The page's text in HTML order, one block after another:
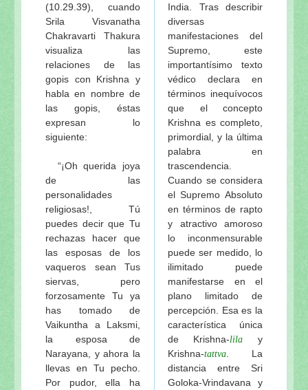
(10.29.39), cuando
Srila Visvanatha
Chakravarti Thakura
visualiza las
relaciones de las
gopis con Krishna y
habla en nombre de
las gopis, éstas
expresan lo
siguiente:
“¡Oh querida joya
de las
personalidades
religiosas!, Tú
puedes decir que Tu
rechazas hacer que
las esposas de los
vaqueros sean Tus
siervas, pero
forzosamente Tu ya
has tomado de
Vaikuntha a Laksmi,
la esposa de
Narayana, y ahora la
llevas en Tu pecho.
Por pudor, ella ha
India. Tras describir
diversas
manifestaciones del
Supremo, este
importantísimo texto
védico declara en
términos inequívocos
que el concepto
Krishna es completo,
primordial, y la última
palabra en
trascendencia.
Cuando se considera
el Supremo Absoluto
en términos de rapto
y atractivo amoroso
lo inconmensurable
puede ser medido, lo
ilimitado puede
manifestarse en el
plano limitado de
percepción. Esa es la
característica única
de Krishna-lila y
Krishna-tattva . La
distancia entre Sri
Goloka-Vrindavana y